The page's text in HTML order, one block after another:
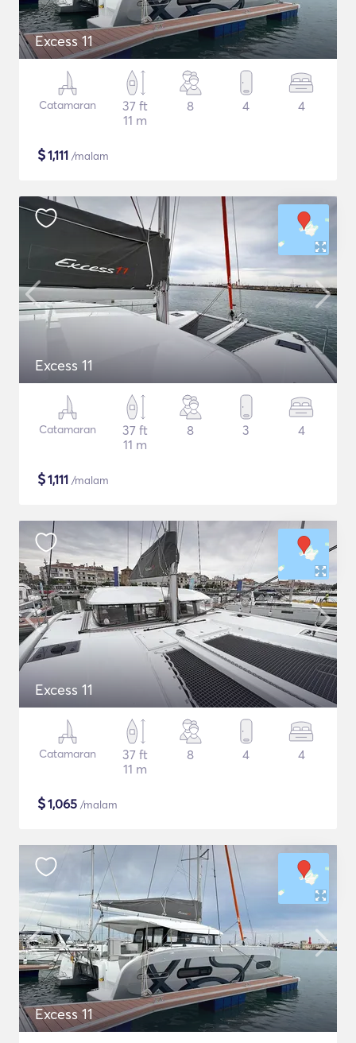
Excess 11
Catamaran
37 ft
11 m
8 4 4
$1,111 /malam
Excess 11
Catamaran
37 ft
11 m
8 3 4
$1,111 /malam
Excess 11
Catamaran
37 ft
11 m
8 4 4
$1,065 /malam
Excess 11